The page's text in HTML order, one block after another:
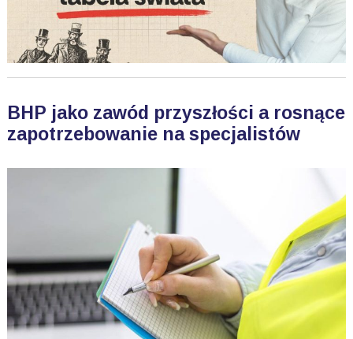
BHP jako zawód przyszłości a rosnące
zapotrzebowanie na specjalistów